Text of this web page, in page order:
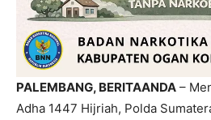
PALEMBANG, BERITAANDA –
Adha 1447 Hijriah, Polda